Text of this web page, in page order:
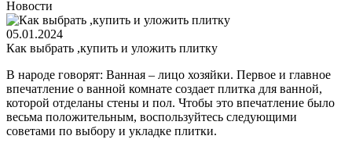
Новости
05.01.2024
Как выбрать ,купить и уложить плитку
В народе говорят: Ванная – лицо хозяйки. Первое и главное
впечатление о ванной комнате создает плитка для ванной,
которой отделаны стены и пол. Чтобы это впечатление было
весьма положительным, воспользуйтесь следующими
советами по выбору и укладке плитки.